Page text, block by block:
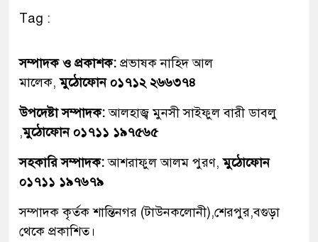
Tag :
সম্পাদক ও প্রকাশক: প্রভাষক নাহিদ আল
মালেক,মুঠোফোন ০১৭১২ ২৬৬৩৭৪
উপদেষ্টা সম্পাদক:আলহাজ্ব মুনসী সাইফুল বারী ডাবলু
,মুঠোফোন ০১৭১১ ১৯৭৫৬৫
সহকারি সম্পাদক:আশরাফুল আলম পুরণ,মুঠোফোন
০১৭১১ ১৯৭৬৭৯
সম্পাদক কৃর্তক শান্তিনগর (টাউনকলোনী),শেরপুর,বগুড়া
থেকে প্রকাশিত।